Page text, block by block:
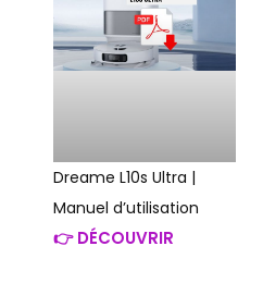
Dreame L10s Ultra |
Manuel d’utilisation
👉 DÉCOUVRIR